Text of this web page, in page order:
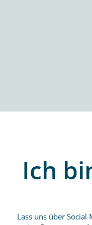
Ich
Lass uns über